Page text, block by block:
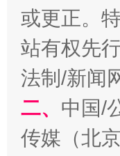
解纷+调解+
或更正。
站有权先
法制/新闻
二、 中国/
传媒（北